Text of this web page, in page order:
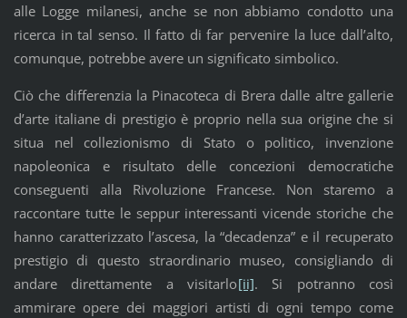
alle Logge milanesi, anche se non abbiamo condotto una
ricerca in tal senso. Il fatto di far pervenire la luce dall’alto,
comunque, potrebbe avere un significato simbolico.
Ciò che differenzia la Pinacoteca di Brera dalle altre gallerie
d’arte italiane di prestigio è proprio nella sua origine che si
situa nel collezionismo di Stato o politico, invenzione
napoleonica e risultato delle concezioni democratiche
conseguenti alla Rivoluzione Francese. Non staremo a
raccontare tutte le seppur interessanti vicende storiche che
hanno caratterizzato l’ascesa, la “decadenza” e il recuperato
prestigio di questo straordinario museo, consigliando di
andare direttamente a visitarlo[ii]. Si potranno così
ammirare opere dei maggiori artisti di ogni tempo come